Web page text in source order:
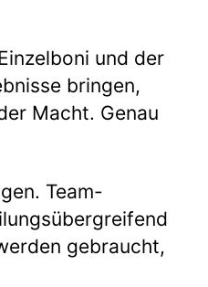
und der
bringen,
Macht. Genau
Team-
gebraucht,